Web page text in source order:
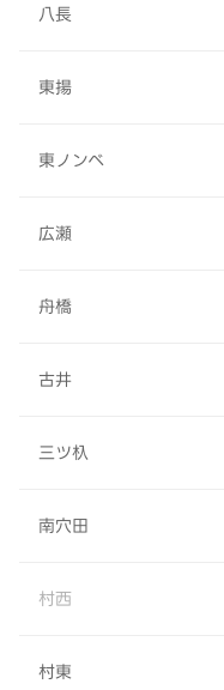
八長
東揚
東ノンベ
広瀬
舟橋
古井
三ツ杁
南穴田
村西
村東